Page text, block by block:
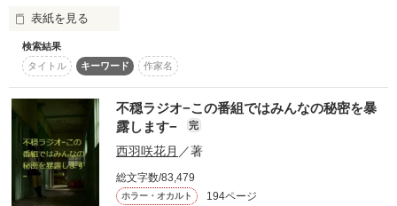
ふ～ん、どうしようかな
あ！そう言えばさぁ
さっき優ちゃんから聞いたんだけど
何か夕方になるとね、うちらの学校の校門に変なおじさんが来
表紙を見る
□■□■□■□■□■
11作品目です
はじめての続編となりますが、
前作を読んでなくても大丈夫です。
「ホラー」ですので、
検索結果
タイトル
キーワード 作家名
不穏ラジオ−この番組ではみんなの秘密を暴
露します−
完
西羽咲花月 ／著
総文字数/83,479
ホラー・オカルト 194ページ